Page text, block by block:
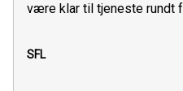
være klar til tjeneste rundt
SFL